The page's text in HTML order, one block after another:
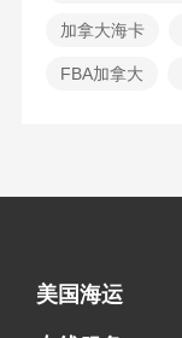
加拿大海卡
FBA加拿大
美国海运